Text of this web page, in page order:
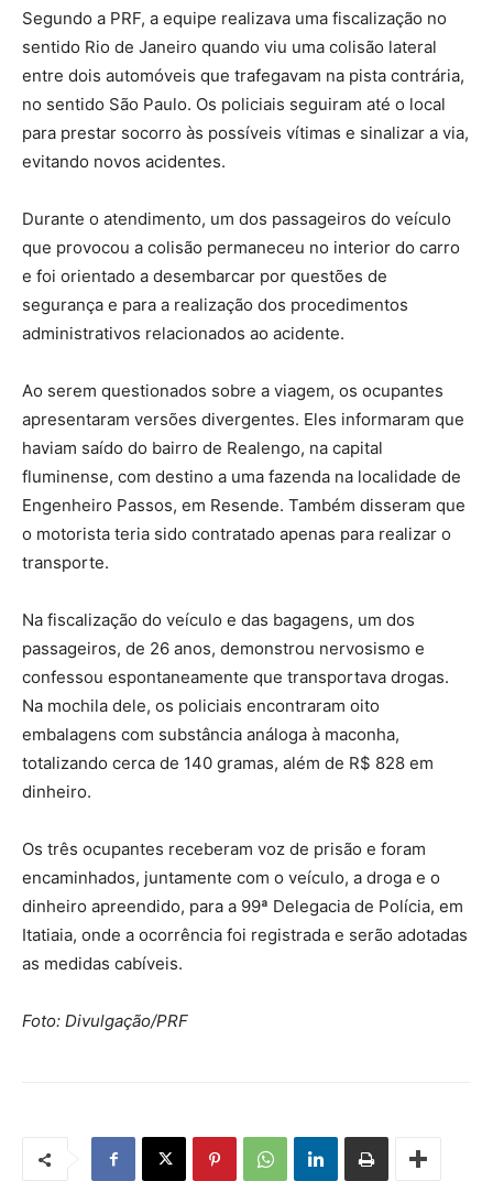
Segundo a PRF, a equipe realizava uma fiscalização no
sentido Rio de Janeiro quando viu uma colisão lateral
entre dois automóveis que trafegavam na pista contrária,
no sentido São Paulo. Os policiais seguiram até o local
para prestar socorro às possíveis vítimas e sinalizar a via,
evitando novos acidentes.
Durante o atendimento, um dos passageiros do veículo
que provocou a colisão permaneceu no interior do carro
e foi orientado a desembarcar por questões de
segurança e para a realização dos procedimentos
administrativos relacionados ao acidente.
Ao serem questionados sobre a viagem, os ocupantes
apresentaram versões divergentes. Eles informaram que
haviam saído do bairro de Realengo, na capital
fluminense, com destino a uma fazenda na localidade de
Engenheiro Passos, em Resende. Também disseram que
o motorista teria sido contratado apenas para realizar o
transporte.
Na fiscalização do veículo e das bagagens, um dos
passageiros, de 26 anos, demonstrou nervosismo e
confessou espontaneamente que transportava drogas.
Na mochila dele, os policiais encontraram oito
embalagens com substância análoga à maconha,
totalizando cerca de 140 gramas, além de R$ 828 em
dinheiro.
Os três ocupantes receberam voz de prisão e foram
encaminhados, juntamente com o veículo, a droga e o
dinheiro apreendido, para a 99ª Delegacia de Polícia, em
Itatiaia, onde a ocorrência foi registrada e serão adotadas
as medidas cabíveis.
Foto: Divulgação/PRF